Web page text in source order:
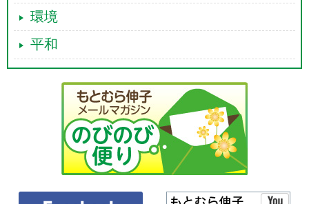
環境
平和